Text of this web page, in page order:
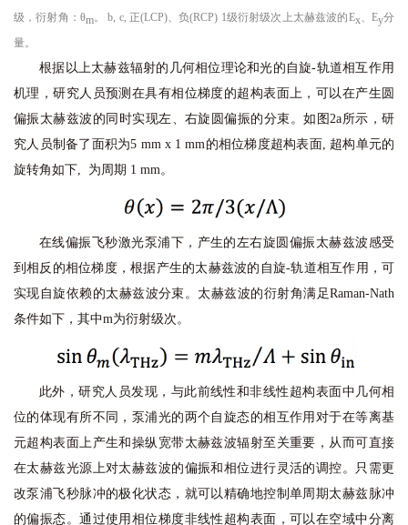
级，衍射角：θm。 b, c, 正(LCP)、负(RCP) 1级衍射级次上太赫兹波的Ex、Ey分
量。
根据以上太赫兹辐射的几何相位理论和光的自旋-轨道相互作用
机理，研究人员预测在具有相位梯度的超构表面上，可以在产生圆
偏振太赫兹波的同时实现左、右旋圆偏振的分束。如图2a所示，研
究人员制备了面积为5 mm x 1 mm的相位梯度超构表面, 超构单元的
旋转角如下, 为周期 1 mm。
在线偏振飞秒激光泵浦下，产生的左右旋圆偏振太赫兹波感受
到相反的相位梯度，根据产生的太赫兹波的自旋-轨道相互作用，可
实现自旋依赖的太赫兹波分束。太赫兹波的衍射角满足Raman-Nath
条件如下， 其中m为衍射级次。
此外，研究人员发现，与此前线性和非线性超构表面中几何相
位的体现有所不同，泵浦光的两个自旋态的相互作用对于在等离基
元超构表面上产生和操纵宽带太赫兹波辐射至关重要，从而可直接
在太赫兹光源上对太赫兹波的偏振和相位进行灵活的调控。只需更
改泵浦飞秒脉冲的极化状态，就可以精确地控制单周期太赫兹脉冲
的偏振态。通过使用相位梯度非线性超构表面，可以在空域中分离